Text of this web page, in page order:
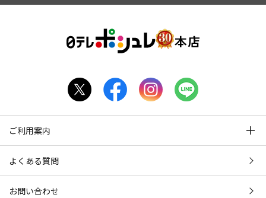
ご利用案内
よくある質問
お問い合わせ